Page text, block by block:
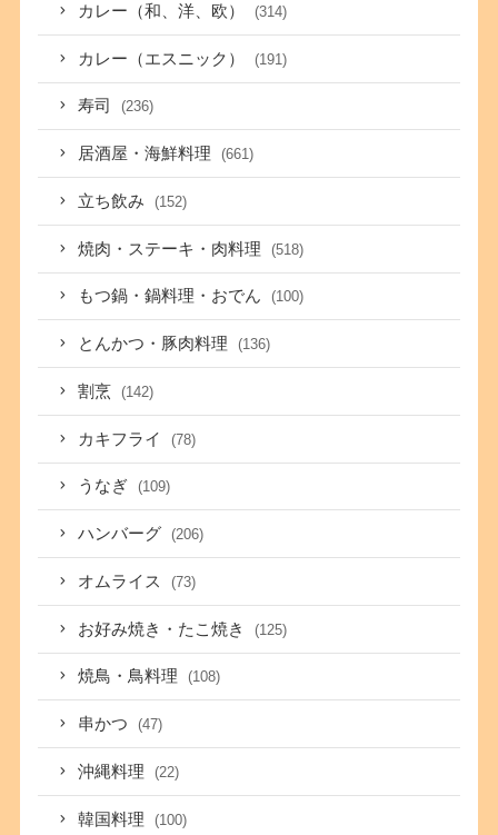
カレー（和、洋、欧） (314)
カレー（エスニック） (191)
寿司 (236)
居酒屋・海鮮料理 (661)
立ち飲み (152)
焼肉・ステーキ・肉料理 (518)
もつ鍋・鍋料理・おでん (100)
とんかつ・豚肉料理 (136)
割烹 (142)
カキフライ (78)
うなぎ (109)
ハンバーグ (206)
オムライス (73)
お好み焼き・たこ焼き (125)
焼鳥・鳥料理 (108)
串かつ (47)
沖縄料理 (22)
韓国料理 (100)